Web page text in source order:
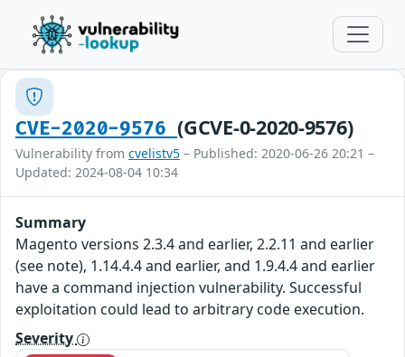
CVE-2020-9576(GCVE-0-2020-9576)
Vulnerability from cvelistv5 – Published: 2020-06-26 20:21 –
Updated: 2024-08-04 10:34
Summary
Magento versions 2.3.4 and earlier, 2.2.11 and earlier
(see note), 1.14.4.4 and earlier, and 1.9.4.4 and earlier
have a command injection vulnerability. Successful
exploitation could lead to arbitrary code execution.
Severity